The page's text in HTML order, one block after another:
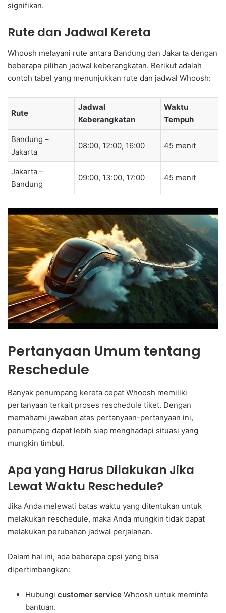
signifikan.
Rute dan Jadwal Kereta
Whoosh melayani rute antara Bandung dan Jakarta dengan
beberapa pilihan jadwal keberangkatan. Berikut adalah
contoh tabel yang menunjukkan rute dan jadwal Whoosh:
Rute
Jadwal
Keberangkatan
Waktu
Tempuh
Bandung –
Jakarta
08:00, 12:00, 16:00 45 menit
Jakarta –
Bandung
09:00, 13:00, 17:00 45 menit
Pertanyaan Umum tentang
Reschedule
Banyak penumpang kereta cepat Whoosh memiliki
pertanyaan terkait proses reschedule tiket. Dengan
memahami jawaban atas pertanyaan-pertanyaan ini,
penumpang dapat lebih siap menghadapi situasi yang
mungkin timbul.
Apa yang Harus Dilakukan Jika
Lewat Waktu Reschedule?
Jika Anda melewati batas waktu yang ditentukan untuk
melakukan reschedule, maka Anda mungkin tidak dapat
melakukan perubahan jadwal perjalanan.
Dalam hal ini, ada beberapa opsi yang bisa
dipertimbangkan:
Hubungi customer service Whoosh untuk meminta
bantuan.